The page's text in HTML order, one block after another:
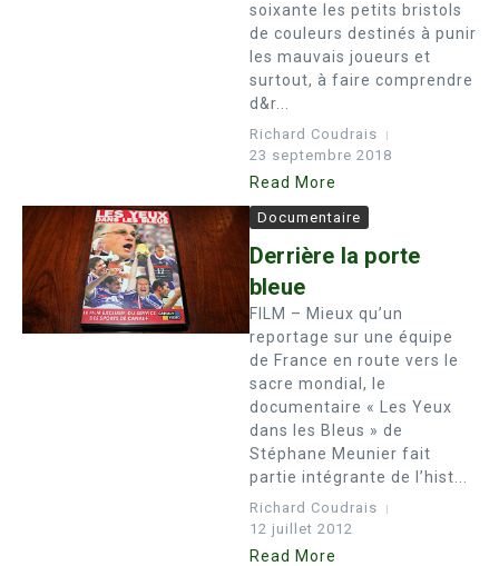
soixante les petits bristols
de couleurs destinés à punir
les mauvais joueurs et
surtout, à faire comprendre
d&r...
Richard Coudrais
23 septembre 2018
Read More
Documentaire
Derrière la porte
bleue
FILM – Mieux qu’un
reportage sur une équipe
de France en route vers le
sacre mondial, le
documentaire « Les Yeux
dans les Bleus » de
Stéphane Meunier fait
partie intégrante de l’hist...
Richard Coudrais
12 juillet 2012
Read More